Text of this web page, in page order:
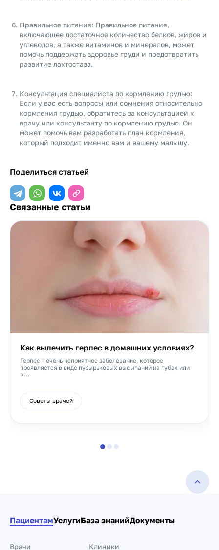
Правильное питание: Правильное питание,
включающее достаточное количество белков, жиров и
углеводов, а также витаминов и минералов, может
помочь поддержать здоровье груди и предотвратить
развитие лактостаза.
Консультация специалиста по кормлению грудью:
Если у вас есть вопросы или сомнения относительно
кормления грудью, обратитесь за консультацией к
врачу или консультанту по кормлению грудью. Он
может помочь вам разработать план кормления,
который подходит именно вам и вашему малышу.
Поделиться статьей
Связанные статьи
Как вылечить герпес в домашних условиях?
Герпес – очень неприятное заболевание, которое
проявляется в виде пузырьковых высыпаний на губах или
в...
Советы врачей
ПациентамУслугиБаза знанийДокументы
Врачи Клиники